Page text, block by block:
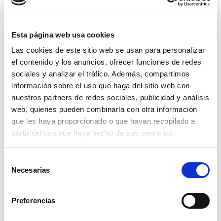
Esta página web usa cookies
Las cookies de este sitio web se usan para personalizar
el contenido y los anuncios, ofrecer funciones de redes
sociales y analizar el tráfico. Además, compartimos
información sobre el uso que haga del sitio web con
nuestros partners de redes sociales, publicidad y análisis
web, quienes pueden combinarla con otra información
que les haya proporcionado o que hayan recopilado a
partir del uso que haya hecho de sus servicios.
Necesarias
Preferencias
Ver coche
Página 1 de 1
COMPRAR
VOLKSWAGEN GOLF DE
SEGUNDA MANO Y
OCASIÓN EN CÓRDOBA